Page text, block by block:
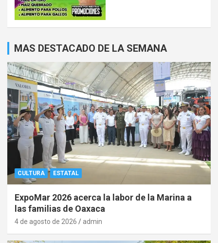
MAS DESTACADO DE LA SEMANA
CULTURA ESTATAL
ExpoMar 2026 acerca la labor de la Marina a
las familias de Oaxaca
4 de agosto de 2026 admin